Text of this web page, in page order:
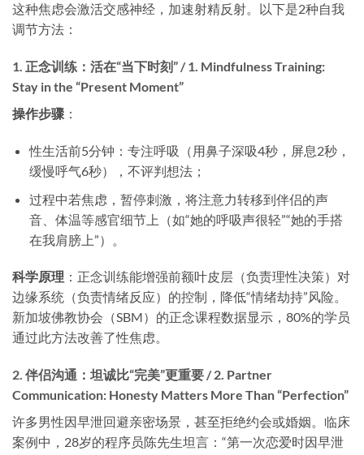
这种焦虑会激活交感神经，加速射精反射。以下是2种自我
调节方法：
1. 正念训练：活在“当下时刻” / 1. Mindfulness Training:
Stay in the “Present Moment”
操作步骤 ​：
性生活前5分钟：专注呼吸（用鼻子深吸4秒，屏息2秒，
缓慢呼气6秒），不评判想法；
过程中若焦虑，暂停刺激，将注意力转移到伴侣的声
音、体温等感官细节上（如“她的呼吸声很轻”“她的手搭
在我肩膀上”）。
科学原理 ​：正念训练能增强前额叶皮层（负责理性决策）对
边缘系统（负责情绪反应）的控制，降低“情绪劫持”风险。
新加坡佛教协会（SBM）的正念课程数据显示，80%的学员
通过此方法改善了性焦虑。
2. 伴侣沟通：坦诚比“完美”更重要 / 2. Partner
Communication: Honesty Matters More Than “Perfection”
许多男性因早泄回避亲密场景，甚至拒绝约会或婚姻。临床
案例中，28岁的程序员陈先生坦言：“第一次恋爱时因早泄